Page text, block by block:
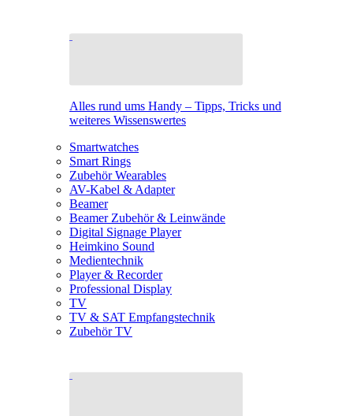
Alles rund ums Handy – Tipps, Tricks und
weiteres Wissenswertes
Smartwatches
Smart Rings
Zubehör Wearables
AV-Kabel & Adapter
Beamer
Beamer Zubehör & Leinwände
Digital Signage Player
Heimkino Sound
Medientechnik
Player & Recorder
Professional Display
TV
TV & SAT Empfangstechnik
Zubehör TV